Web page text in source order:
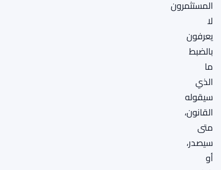
المستثمرون
لا
يعرفون
بالضبط
ما
الذي
سيقوله
القانون،
متى
سيصدر،
أو